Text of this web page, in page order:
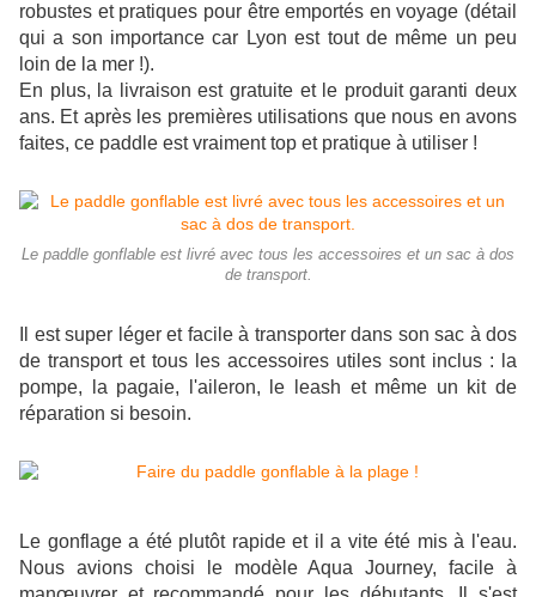
robustes et pratiques pour être emportés en voyage (détail
qui a son importance car Lyon est tout de même un peu
loin de la mer !).
En plus, la livraison est gratuite et le produit garanti deux
ans. Et après les premières utilisations que nous en avons
faites, ce paddle est vraiment top et pratique à utiliser !
Le paddle gonflable est livré avec tous les accessoires et un sac à dos
de transport.
Il est super léger et facile à transporter dans son sac à dos
de transport et tous les accessoires utiles sont inclus : la
pompe, la pagaie, l'aileron, le leash et même un kit de
réparation si besoin.
Le gonflage a été plutôt rapide et il a vite été mis à l'eau.
Nous avions choisi le modèle Aqua Journey, facile à